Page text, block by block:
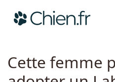
CHIEN.FR ACTUALITÉS
Cette femme